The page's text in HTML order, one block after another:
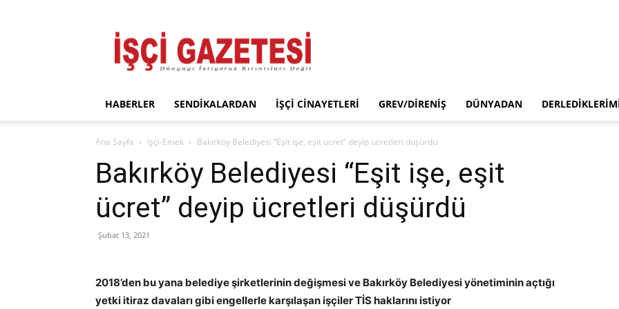
Gazetesi
HABERLER SENDIKALARDAN İŞÇI CINAYETLERI GREV/DIRENIŞ DÜNYADAN
Ana Sayfa İşçi-Emek Bakırköy Belediyesi “Eşit işe, eşit ücret” deyip ücretleri düşürdü
Bakırköy Belediyesi “Eşit işe, eşit
ücret” deyip ücretleri düşürdü
Şubat 13, 2021
2018’den bu yana belediye şirketlerinin değişmesi ve Bakırköy Belediyesi yönetiminin açtığı
yetki itiraz davaları gibi engellerle karşılaşan işçiler TİS haklarını istiyor